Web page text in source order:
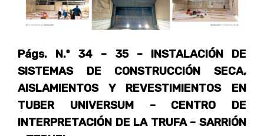
Págs. N.º 34 – 35 – INSTALACIÓN DE
SISTEMAS DE CONSTRUCCIÓN SECA,
AISLAMIENTOS Y REVESTIMIENTOS EN
TUBER UNIVERSUM – CENTRO DE
INTERPRETACIÓN DE LA TRUFA – SARRIÓN